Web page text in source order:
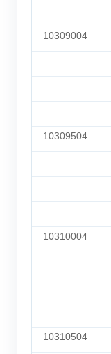
10309004
10309504
10310004
10310504